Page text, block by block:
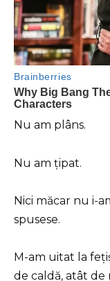
Nu am plâns.
Nu am țipat.
Nici măcar nu i-
spusese.
M-am uitat la
de caldă, atât de